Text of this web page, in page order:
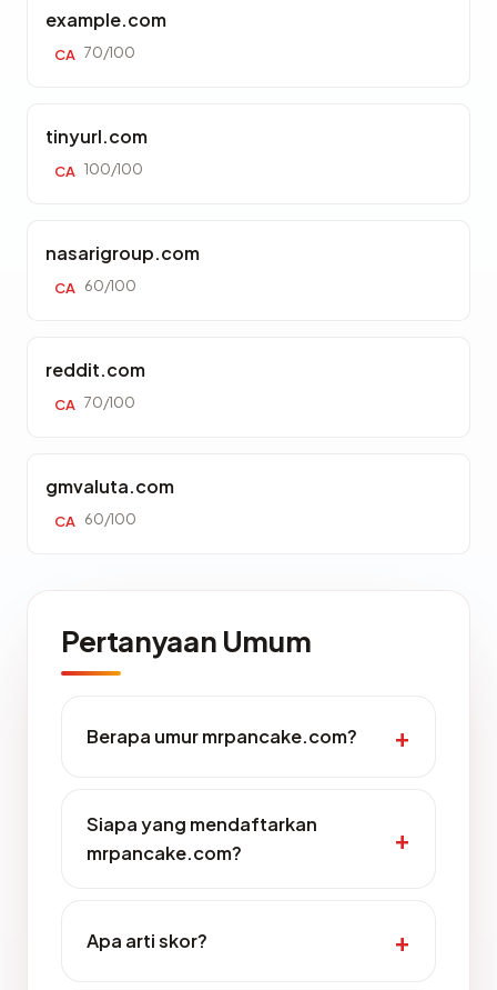
example.com
CA 70/100
tinyurl.com
CA 100/100
nasarigroup.com
CA 60/100
reddit.com
CA 70/100
gmvaluta.com
CA 60/100
Pertanyaan Umum
Berapa umur mrpancake.com?
Siapa yang mendaftarkan
mrpancake.com?
Apa arti skor?